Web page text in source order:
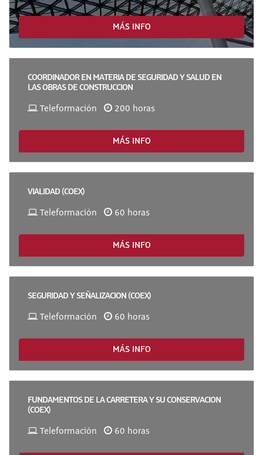
MÁS INFO
COORDINADOR EN MATERIA DE SEGURIDAD Y SALUD EN
LAS OBRAS DE CONSTRUCCION
Teleformación 200 horas
MÁS INFO
VIALIDAD (COEX)
Teleformación 60 horas
MÁS INFO
SEGURIDAD Y SEÑALIZACION (COEX)
Teleformación 60 horas
MÁS INFO
FUNDAMENTOS DE LA CARRETERA Y SU CONSERVACION
(COEX)
Teleformación 60 horas